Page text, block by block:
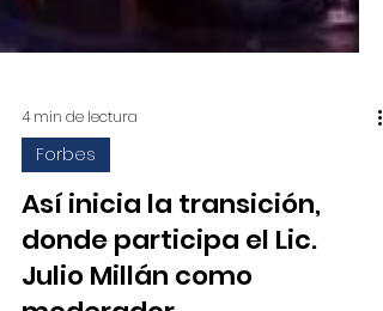
4 min de lectura
Forbes